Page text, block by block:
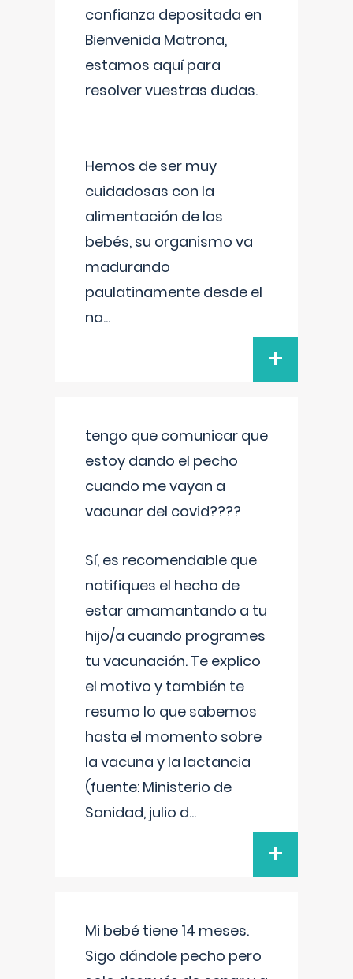
confianza depositada en
Bienvenida Matrona,
estamos aquí para
resolver vuestras dudas.
Hemos de ser muy
cuidadosas con la
alimentación de los
bebés, su organismo va
madurando
paulatinamente desde el
na...
+
tengo que comunicar que
estoy dando el pecho
cuando me vayan a
vacunar del covid????
Sí, es recomendable que
notifiques el hecho de
estar amamantando a tu
hijo/a cuando programes
tu vacunación. Te explico
el motivo y también te
resumo lo que sabemos
hasta el momento sobre
la vacuna y la lactancia
(fuente: Ministerio de
Sanidad, julio d...
+
Mi bebé tiene 14 meses.
Sigo dándole pecho pero